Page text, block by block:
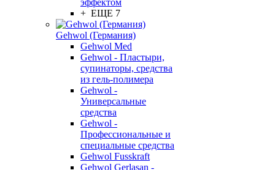
эффектом
+ ЕЩЕ 7
Gehwol (Германия)
Gehwol Med
Gehwol - Пластыри,
супинаторы, средства
из гель-полимера
Gehwol -
Универсальные
средства
Gehwol -
Профессиональные и
специальные средства
Gehwol Fusskraft
Gehwol Gerlasan -